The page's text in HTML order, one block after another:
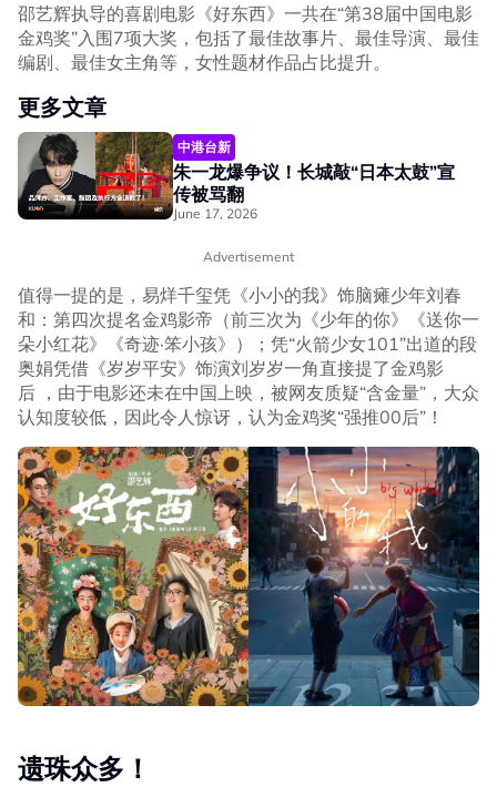
邵艺辉执导的喜剧电影《好东西》一共在“第38届中国电影
金鸡奖”入围7项大奖，包括了最佳故事片、最佳导演、最佳
编剧、最佳女主角等，女性题材作品占比提升。
更多文章
中港台新
朱一龙爆争议！长城敲“日本太鼓”宣
传被骂翻
June 17, 2026
Advertisement
值得一提的是，易烊千玺凭《小小的我》饰脑瘫少年刘春
和：第四次提名金鸡影帝（前三次为《少年的你》《送你一
朵小红花》《奇迹·笨小孩》）；凭“火箭少女101”出道的段
奥娟凭借《岁岁平安》饰演刘岁岁一角直接提了金鸡影
后 ，由于电影还未在中国上映，被网友质疑“含金量”，大众
认知度较低，因此令人惊讶，认为金鸡奖“强推00后”！
遗珠众多！